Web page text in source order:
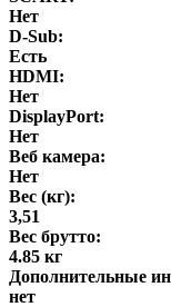
Нет
D-Sub:
Есть
HDMI:
Нет
DisplayPort:
Нет
Веб камера:
Нет
Вес (кг):
3,51
Вес брутто:
4.85 кг
Дополнительные
нет